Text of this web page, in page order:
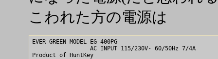
こわれた方の電源は
EVER GREEN MODEL EG-400PG
                 AC INPUT 115/230V- 60/50Hz 7/4A
Product of HuntKey